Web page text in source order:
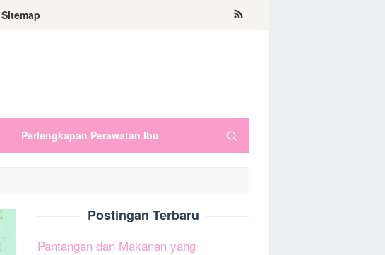
Sitemap
Perlengkapan Perawatan Ibu
Postingan Terbaru
Pantangan dan Makanan yang